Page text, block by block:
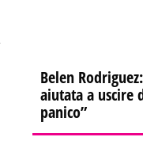
Belen
aiutata a uscire
panico”